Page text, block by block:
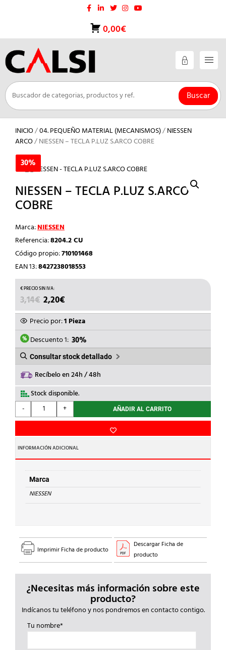
0,00€
Buscar
INICIO/04. PEQUEÑO MATERIAL (MECANISMOS)/NIESSEN
ARCO/ NIESSEN – TECLA P.LUZ S.ARCO COBRE
30%
NIESSEN – TECLA P.LUZ S.ARCO
COBRE
Marca:NIESSEN
Referencia:8204.2 CU
Código propio:710101468
EAN 13:8427238018553
3,14€ EL
PRECIO
ORIGINAL
ERA:
3,14€.
2,20€
PRECIO
ACTUAL
ES:
2,20€.
Precio por:1 Pieza
Descuento 1: 30%
Consultar stock detallado
Recíbelo en 24h / 48h
Stock disponible.
-
NIESSEN
-
P.LUZ
S.ARCO
COBRE
cantidad
+ AÑADIR AL CARRITO
INFORMACIÓN ADICIONAL
Marca
NIESSEN
30%
Imprimir Ficha de producto
Descargar Ficha de
producto
¿Necesitas más información sobre este
producto?
Indícanos tu teléfono y nos pondremos en contacto contigo.
Tu nombre*